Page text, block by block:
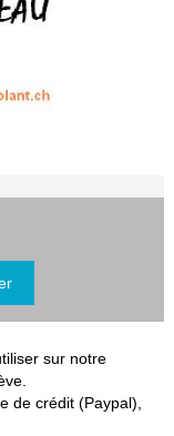
sur notre
de crédit (Paypal),